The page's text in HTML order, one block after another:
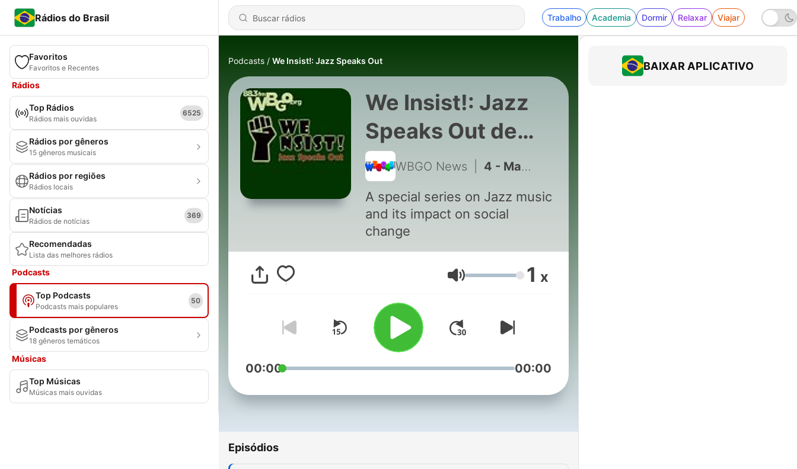
Rádios do Brasil Trabalho Academia Dormir Relaxar Viajar
Favoritos
Favoritos e Recentes
Rádios
Top Rádios
Rádios mais ouvidas
6525
Rádios por gêneros
15 gêneros musicais
Rádios por regiões
Rádios locais
Notícias
Rádios de notícias
369
Recomendadas
Lista das melhores rádios
Podcasts
Top Podcasts
Podcasts mais populares
50
Podcasts por gêneros
18 gêneros temáticos
Músicas
Top Músicas
Músicas mais ouvidas
Podcasts We Insist!: Jazz Speaks Out
We Insist!: Jazz
Speaks Out de
WBGO News
WBGO News 4 - Marcus Strickland on the music business, politics, and hip hop.
A special series on Jazz music
and its impact on social
change
Volume 1 x
00:00 00:00
Episódios
BAIXAR APLICATIVO